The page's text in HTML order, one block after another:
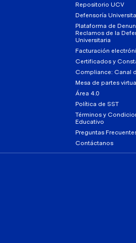
Repositorio UCV
Defensoría
Plataforma de
Reclamos de la
Universitaria
Facturación
Certificados y
Compliance: Canal
Mesa de partes
Área 4.0
Política de SST
Términos y
Educativo
Preguntas
Contáctanos